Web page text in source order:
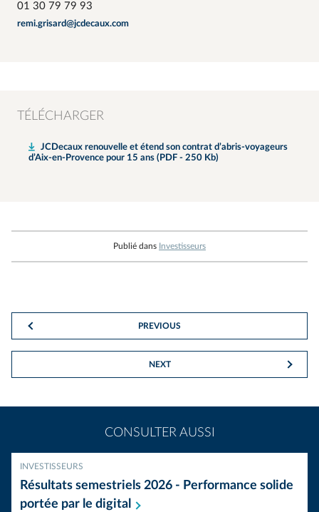
01 30 79 79 93
remi.grisard@jcdecaux.com
TÉLÉCHARGER
JCDecaux renouvelle et étend son contrat d’abris-voyageurs
d’Aix-en-Provence pour 15 ans (PDF - 250 Kb)
Publié dans Investisseurs
PREVIOUS
NEXT
CONSULTER AUSSI
INVESTISSEURS
Résultats semestriels 2026 - Performance solide
portée par le digital